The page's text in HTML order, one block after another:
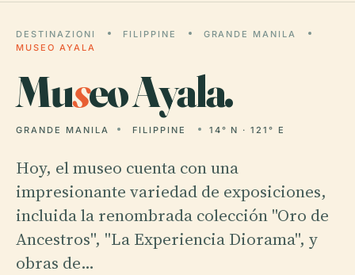
DESTINAZIONI FILIPPINE
GRANDE MANILA
MUSEO AYALA
Museo Ayala.
GRANDE MANILA FILIPPINE 14° N · 121° E
Hoy, el museo cuenta con una
impresionante variedad de exposiciones,
incluida la renombrada colección "Oro de
Ancestros", "La Experiencia Diorama", y
obras de…